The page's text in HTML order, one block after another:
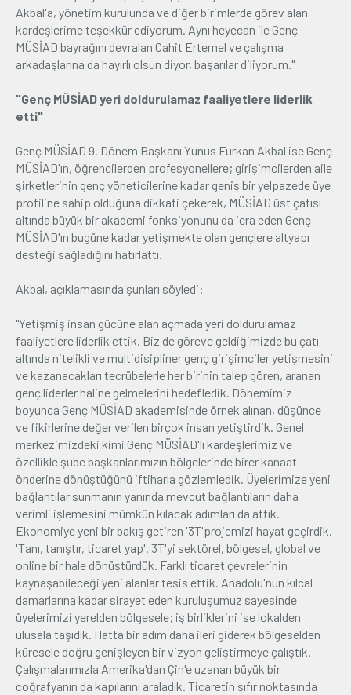
Akbal'a, yönetim kurulunda ve diğer birimlerde görev alan
kardeşlerime teşekkür ediyorum. Aynı heyecan ile Genç
MÜSİAD bayrağını devralan Cahit Ertemel ve çalışma
arkadaşlarına da hayırlı olsun diyor, başarılar diliyorum."
"Genç MÜSİAD yeri doldurulamaz faaliyetlere liderlik
etti"
Genç MÜSİAD 9. Dönem Başkanı Yunus Furkan Akbal ise Genç
MÜSİAD'ın, öğrencilerden profesyonellere; girişimcilerden aile
şirketlerinin genç yöneticilerine kadar geniş bir yelpazede üye
profiline sahip olduğuna dikkati çekerek, MÜSİAD üst çatısı
altında büyük bir akademi fonksiyonunu da icra eden Genç
MÜSİAD'ın bugüne kadar yetişmekte olan gençlere altyapı
desteği sağladığını hatırlattı.
Akbal, açıklamasında şunları söyledi:
"Yetişmiş insan gücüne alan açmada yeri doldurulamaz
faaliyetlere liderlik ettik. Biz de göreve geldiğimizde bu çatı
altında nitelikli ve multidisipliner genç girişimciler yetişmesini
ve kazanacakları tecrübelerle her birinin talep gören, aranan
genç liderler haline gelmelerini hedefledik. Dönemimiz
boyunca Genç MÜSİAD akademisinde örnek alınan, düşünce
ve fikirlerine değer verilen birçok insan yetiştirdik. Genel
merkezimizdeki kimi Genç MÜSİAD'lı kardeşlerimiz ve
özellikle şube başkanlarımızın bölgelerinde birer kanaat
önderine dönüştüğünü iftiharla gözlemledik. Üyelerimize yeni
bağlantılar sunmanın yanında mevcut bağlantıların daha
verimli işlemesini mümkün kılacak adımları da attık.
Ekonomiye yeni bir bakış getiren '3T'projemizi hayat geçirdik.
'Tanı, tanıştır, ticaret yap'. 3T'yi sektörel, bölgesel, global ve
online bir hale dönüştürdük. Farklı ticaret çevrelerinin
kaynaşabileceği yeni alanlar tesis ettik. Anadolu'nun kılcal
damarlarına kadar sirayet eden kuruluşumuz sayesinde
üyelerimizi yerelden bölgesele; iş birliklerini ise lokalden
ulusala taşıdık. Hatta bir adım daha ileri giderek bölgeselden
küresele doğru genişleyen bir vizyon geliştirmeye çalıştık.
Çalışmalarımızla Amerika'dan Çin'e uzanan büyük bir
coğrafyanın da kapılarını araladık. Ticaretin sıfır noktasında